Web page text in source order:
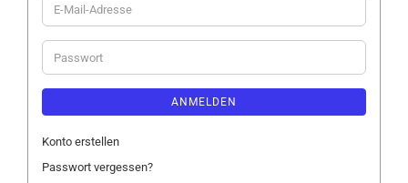
E-
Mail-
Adresse
Passwort
ANMELDEN
Konto erstellen
Passwort vergessen?